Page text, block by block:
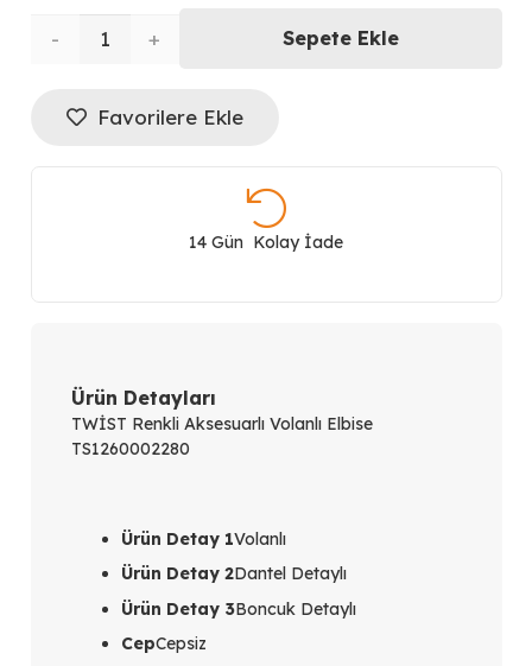
TWİST
Sepete Ekle
Favorilere Ekle
14 Gün Kolay İade
Ürün Detayları
TWİST Renkli Aksesuarlı Volanlı Elbise
TS1260002280
Ürün Detay 1Volanlı
Ürün Detay 2Dantel Detaylı
Ürün Detay 3Boncuk Detaylı
CepCepsiz